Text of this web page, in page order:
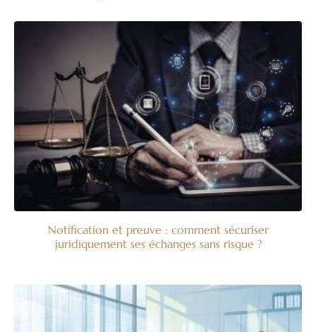
Notification et preuve : comment sécuriser
juridiquement ses échanges sans risque ?